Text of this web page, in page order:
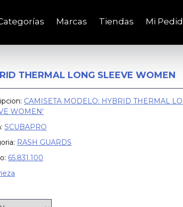
Marcas Tiendas Mi
THERMAL LONG SLEEVE WOMEN
CAMISETA MODELO: HYBRID THERMAL
WOMEN'
SCUBAPRO
RASH GUARDS
65.831.100